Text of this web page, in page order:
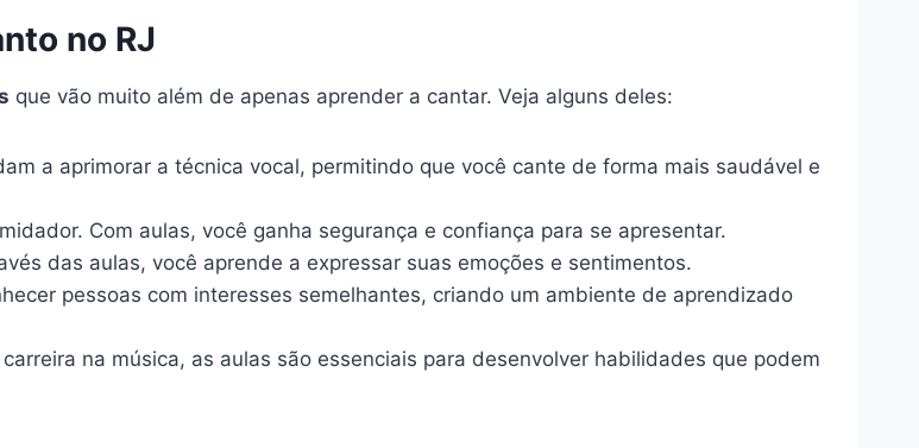
no RJ
que vão muito além de apenas aprender a cantar. Veja alguns deles:
a aprimorar a técnica vocal, permitindo que você cante de forma mais saudável e
Com aulas, você ganha segurança e confiança para se apresentar.
das aulas, você aprende a expressar suas emoções e sentimentos.
pessoas com interesses semelhantes, criando um ambiente de aprendizado
na música, as aulas são essenciais para desenvolver habilidades que podem